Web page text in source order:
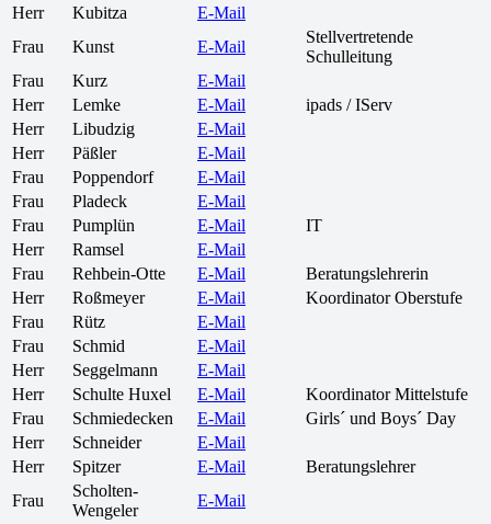
Herr
Kubitza
E-Mail
Frau
Kunst E-Mail
Stellvertretende
Schulleitung
Frau
Kurz
E-Mail
Herr
Lemke E-Mail
ipads / IServ
Herr
Libudzig
E-Mail
Herr
Päßler
E-Mail
Frau
Poppendorf
E-Mail
Frau
Pladeck
E-Mail
Frau
Pumplün E-Mail
IT
Herr
Ramsel
E-Mail
Frau
Rehbein-Otte E-Mail
Beratungslehrerin
Herr
Roßmeyer E-Mail
Koordinator Oberstufe
Frau
Rütz
E-Mail
Frau
Schmid
E-Mail
Herr
Seggelmann
E-Mail
Herr
Schulte Huxel E-Mail
Koordinator Mittelstufe
Frau
Schmiedecken E-Mail
Girls´ und Boys´ Day
Herr
Schneider
E-Mail
Herr
Spitzer E-Mail
Beratungslehrer
Frau
Scholten-
Wengeler
E-Mail